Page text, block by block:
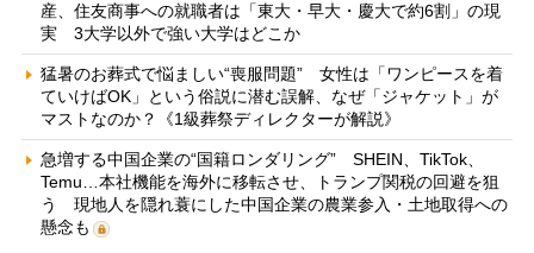
産、住友商事への就職者は「東大・早大・慶大で約6割」の現
実 3大学以外で強い大学はどこか
猛暑のお葬式で悩ましい“喪服問題” 女性は「ワンピースを着
ていけばOK」という俗説に潜む誤解、なぜ「ジャケット」が
マストなのか？《1級葬祭ディレクターが解説》
急増する中国企業の“国籍ロンダリング” SHEIN、TikTok、
Temu…本社機能を海外に移転させ、トランプ関税の回避を狙
う 現地人を隠れ蓑にした中国企業の農業参入・土地取得への
懸念も